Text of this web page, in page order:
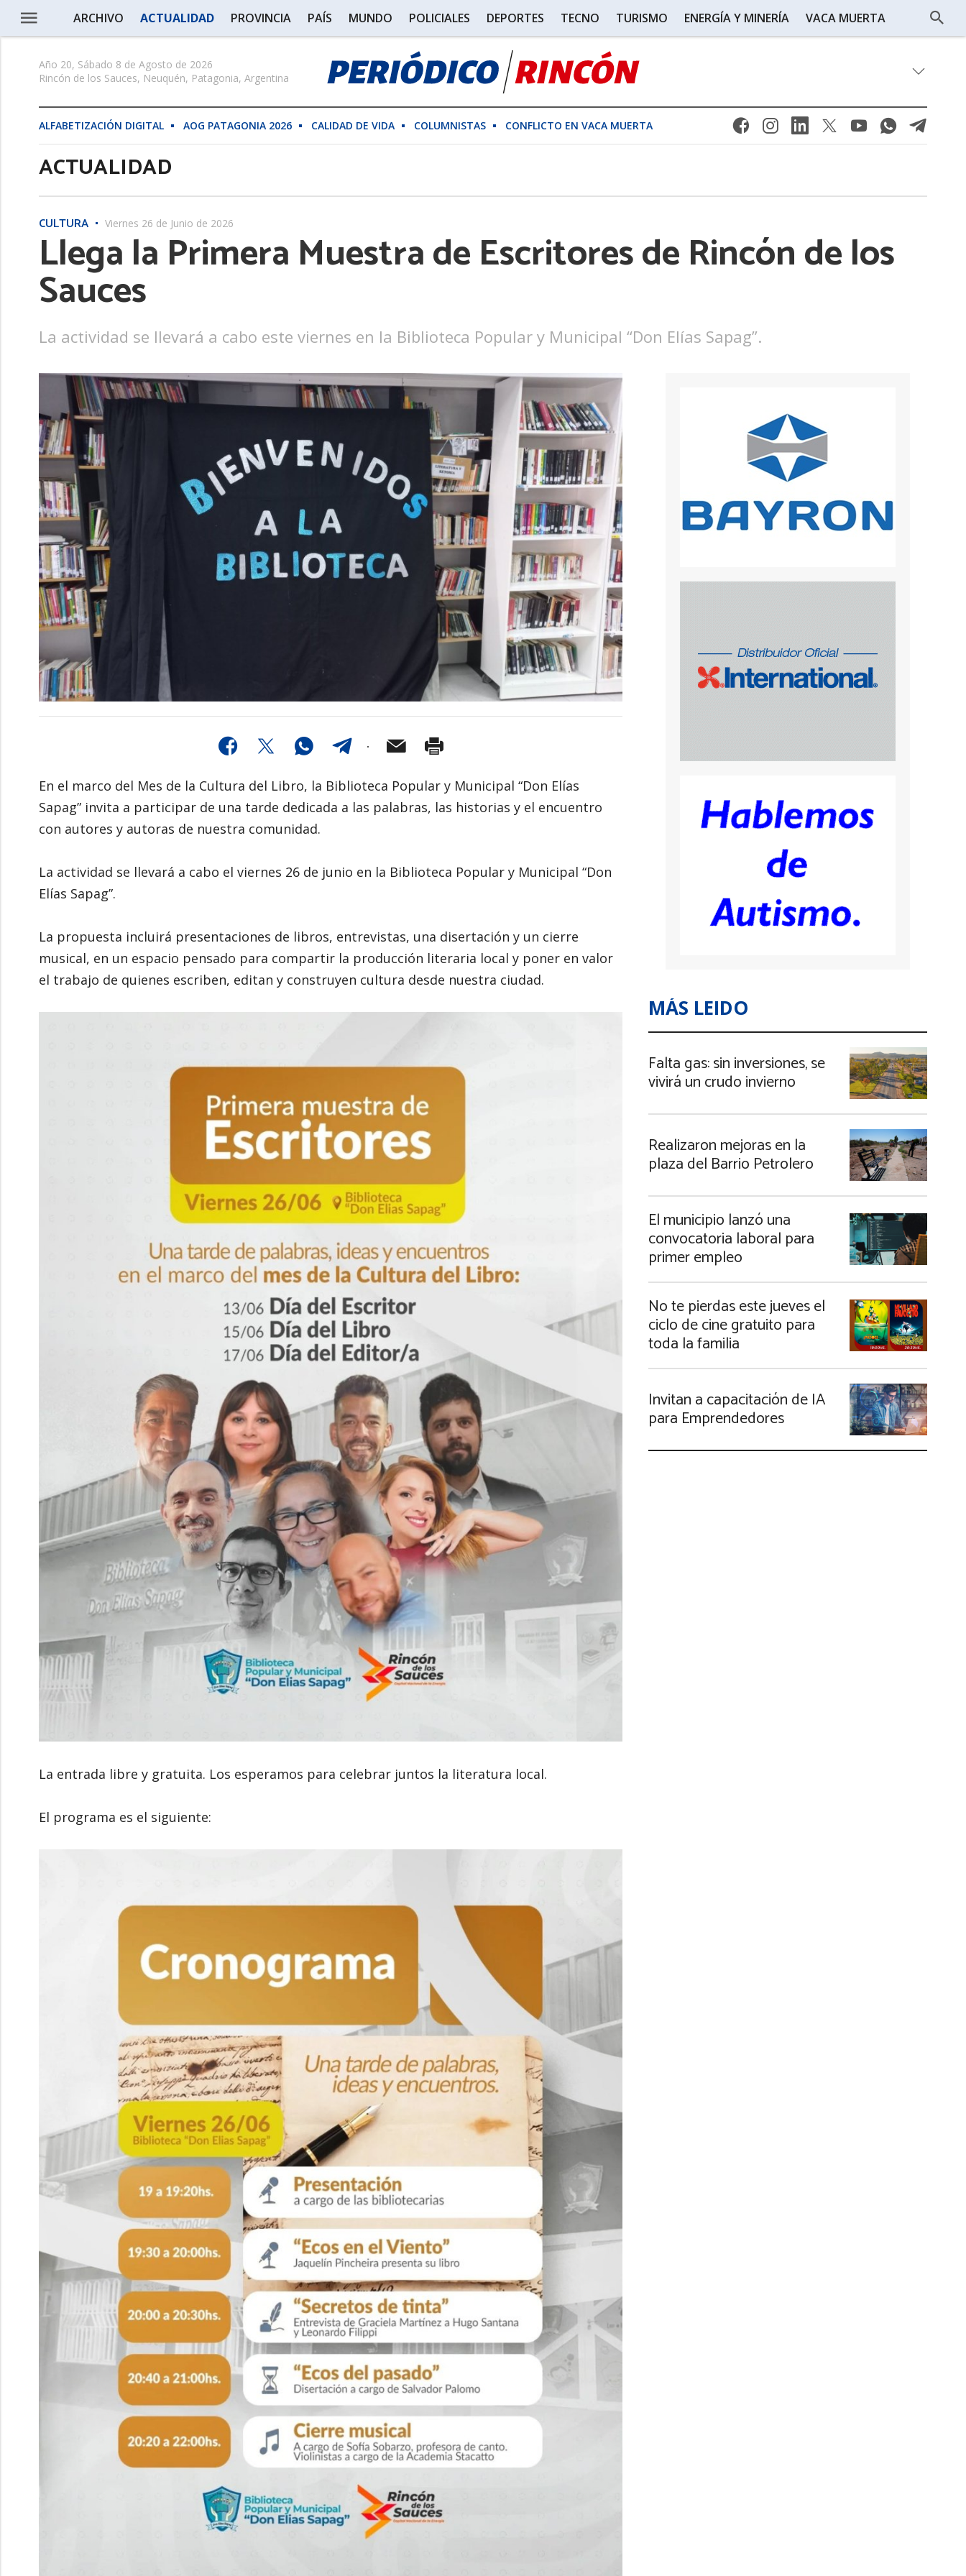
ARCHIVO ACTUALIDAD PROVINCIA PAÍS MUNDO POLICIALES DEPORTES TECNO TURISMO ENERGÍA Y MINERÍA VACA MUERTA
Año 20, Sábado 8 de Agosto de 2026
Rincón de los Sauces, Neuquén, Patagonia, Argentina
ALFABETIZACIÓN DIGITAL AOG PATAGONIA 2026 CALIDAD DE VIDA COLUMNISTAS CONFLICTO EN VACA MUERTA
ACTUALIDAD
CULTURA Viernes 26 de Junio de 2026
Llega la Primera Muestra de Escritores de Rincón de los
Sauces
La actividad se llevará a cabo este viernes en la Biblioteca Popular y Municipal “Don Elías Sapag”.
En el marco del Mes de la Cultura del Libro, la Biblioteca Popular y Municipal “Don Elías
Sapag” invita a participar de una tarde dedicada a las palabras, las historias y el encuentro
con autores y autoras de nuestra comunidad.
La actividad se llevará a cabo el viernes 26 de junio en la Biblioteca Popular y Municipal “Don
Elías Sapag”.
La propuesta incluirá presentaciones de libros, entrevistas, una disertación y un cierre
musical, en un espacio pensado para compartir la producción literaria local y poner en valor
el trabajo de quienes escriben, editan y construyen cultura desde nuestra ciudad.
La entrada libre y gratuita. Los esperamos para celebrar juntos la literatura local.
El programa es el siguiente:
MÁS LEIDO
Falta gas: sin inversiones, se
vivirá un crudo invierno
Realizaron mejoras en la
plaza del Barrio Petrolero
El municipio lanzó una
convocatoria laboral para
primer empleo
No te pierdas este jueves el
ciclo de cine gratuito para
toda la familia
Invitan a capacitación de IA
para Emprendedores